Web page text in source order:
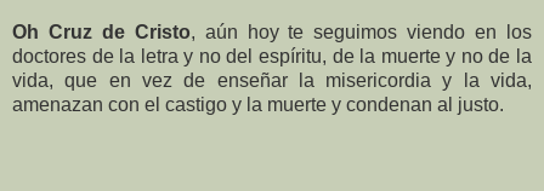
Oh Cruz de Cristo, aún hoy te seguimos viendo en los
doctores de la letra y no del espíritu, de la muerte y no de la
vida, que en vez de enseñar la misericordia y la vida,
amenazan con el castigo y la muerte y condenan al justo.